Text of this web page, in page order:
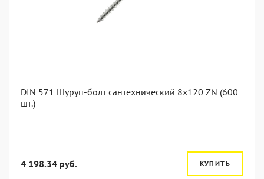
DIN 571 Шуруп-болт сантехнический 8x120 ZN (600
шт.)
4 198.34 руб. КУПИТЬ